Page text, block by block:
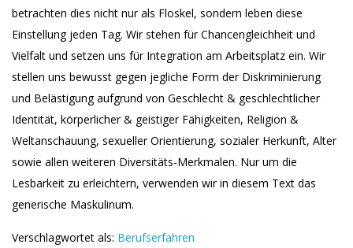
betrachten dies nicht nur als Floskel, sondern leben diese
Einstellung jeden Tag. Wir stehen für Chancengleichheit und
Vielfalt und setzen uns für Integration am Arbeitsplatz ein. Wir
stellen uns bewusst gegen jegliche Form der Diskriminierung
und Belästigung aufgrund von Geschlecht & geschlechtlicher
Identität, körperlicher & geistiger Fähigkeiten, Religion &
Weltanschauung, sexueller Orientierung, sozialer Herkunft, Alter
sowie allen weiteren Diversitäts-Merkmalen. Nur um die
Lesbarkeit zu erleichtern, verwenden wir in diesem Text das
generische Maskulinum.
Verschlagwortet als: Berufserfahren